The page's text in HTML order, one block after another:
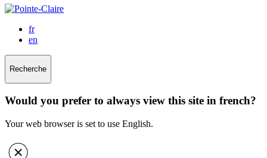
fr
en
Recherche
Would you prefer to always view this site in french?
Your web browser is set to use English.